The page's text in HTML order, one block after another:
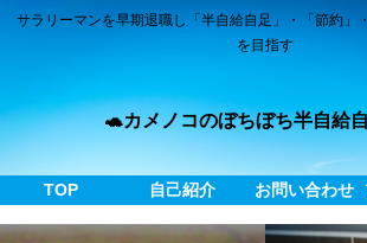
サラリーマンを早期退職し「半自給自足」・「節約」
を目指す
🐢カメノコのぼちぼち半自給
TOP 自己紹介 お問い合わせ